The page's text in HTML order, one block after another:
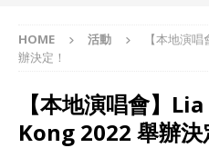
HOME 活動
【本地演
辦決定！
【本地演唱會】
Kong 2022 舉辦決